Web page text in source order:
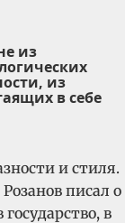
из
из
в себе
и стиля.
писал о
в